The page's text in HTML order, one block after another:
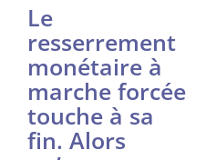
Le
resserrement
monétaire à
marche forcée
touche à sa
fin. Alors